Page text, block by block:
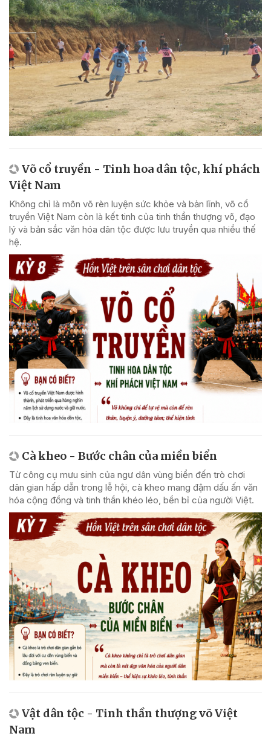
Võ cổ truyền - Tinh hoa dân tộc, khí phách
Việt Nam
Không chỉ là môn võ rèn luyện sức khỏe và bản lĩnh, võ cổ
truyền Việt Nam còn là kết tinh của tinh thần thượng võ, đạo
lý và bản sắc văn hóa dân tộc được lưu truyền qua nhiều thế
hệ.
Cà kheo - Bước chân của miền biển
Từ công cụ mưu sinh của ngư dân vùng biển đến trò chơi
dân gian hấp dẫn trong lễ hội, cà kheo mang đậm dấu ấn văn
hóa cộng đồng và tinh thần khéo léo, bền bỉ của người Việt.
Vật dân tộc - Tinh thần thượng võ Việt
Nam